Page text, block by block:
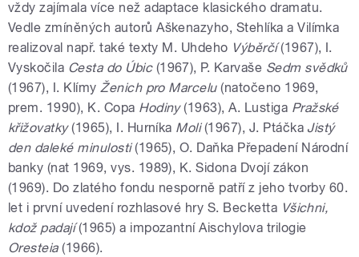
vždy zajímala více než adaptace klasického dramatu.
Vedle zmíněných autorů Aškenazyho, Stehlíka a Vilímka
realizoval např. také texty M. Uhdeho Výběrčí(1967), I.
Vyskočila Cesta do Úbic(1967), P. Karvaše Sedm svědků
(1967), I. KlímyŽenich pro Marcelu(natočeno 1969,
prem. 1990), K. Copa Hodiny(1963), A. Lustiga Pražské
křižovatky(1965), I. Hurníka Moli(1967), J. Ptáčka Jistý
den daleké minulosti(1965), O. Daňka Přepadení Národní
banky (nat 1969, vys. 1989), K. Sidona Dvojí zákon
(1969). Do zlatého fondu nesporně patří z jeho tvorby 60.
let i první uvedení rozhlasové hry S. Becketta Všichni,
kdož padají(1965) a impozantní Aischylova trilogie
Oresteia(1966).